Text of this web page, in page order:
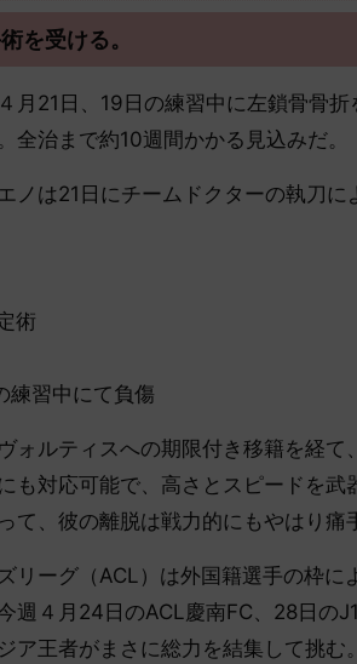
を受ける。
月21日、19日の練習中に左鎖骨骨
全治まで約10週間かかる見込みだ。
ノは21日にチームドクターの執刀に
術
習中にて負傷
ォルティスへの期限付き移籍を経て
も対応可能で、高さとスピードを
て、彼の離脱は戦力的にもやはり痛
リーグ（ACL）は外国籍選手の枠に
週４月24日のACL慶南FC、28日の
ア王者がまさに総力を結集して挑む。